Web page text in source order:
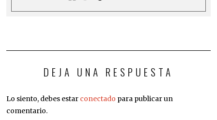
DEJA UNA RESPUESTA
Lo siento, debes estar conectado para publicar un
comentario.